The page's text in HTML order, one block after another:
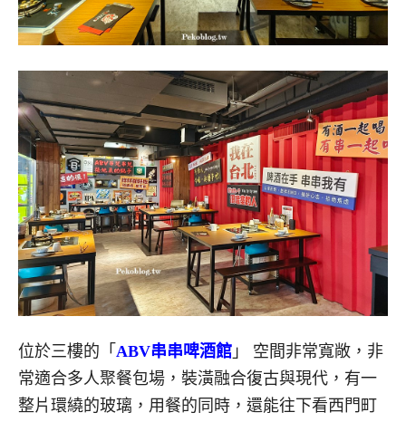
位於三樓的「 ABV串串啤酒館 」 空間非常寬敞，非
常適合多人聚餐包場，裝潢融合復古與現代，有一
整片環繞的玻璃，用餐的同時，還能往下看西門町